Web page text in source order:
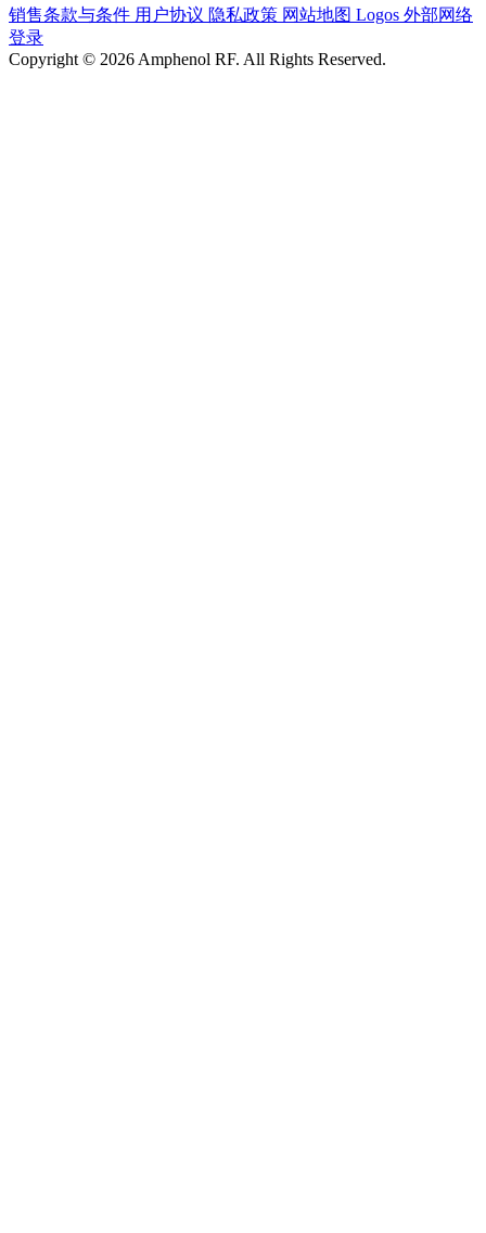
销售条款与条件 用户协议 隐私政策 网站地图 Logos 外部网络
登录
Copyright © 2026 Amphenol RF. All Rights Reserved.